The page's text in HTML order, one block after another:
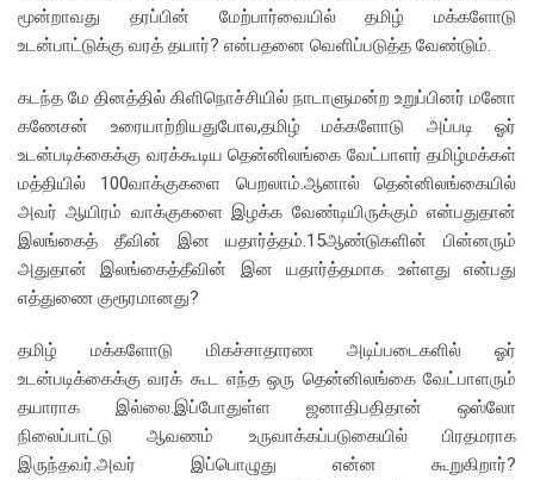
மூன்றாவது தரப்பின் மேற்பார்வையில் தமிழ் மக்களோடு
உடன்பாட்டுக்கு வரத் தயார்? என்பதனை வெளிப்படுத்த வேண்டும்.
கடந்த மே தினத்தில் கிளிநொச்சியில் நாடாளுமன்ற உறுப்பினர் மனோ
கணேசன் உரையாற்றியதுபோல,தமிழ் மக்களோடு அப்படி ஓர்
உடன்படிக்கைக்கு வரக்கூடிய தென்னிலங்கை வேட்பாளர் தமிழ்மக்கள்
மத்தியில் 100வாக்குகளை பெறலாம்.ஆனால் தென்னிலங்கையில்
அவர் ஆயிரம் வாக்குகளை இழக்க வேண்டியிருக்கும் என்பதுதான்
இலங்கைத் தீவின் இன யதார்த்தம்.15ஆண்டுகளின் பின்னரும்
அதுதான் இலங்கைத்தீவின் இன யதார்த்தமாக உள்ளது என்பது
எத்துணை குரூரமானது?
தமிழ் மக்களோடு மிகச்சாதாரண அடிப்படைகளில் ஓர்
உடன்படிக்கைக்கு வரக் கூட எந்த ஒரு தென்னிலங்கை வேட்பாளரும்
தயாராக இல்லை.இப்போதுள்ள ஜனாதிபதிதான் ஒஸ்லோ
நிலைப்பாட்டு ஆவணம் உருவாக்கப்படுகையில் பிரதமராக
இருந்தவர்.அவர் இப்பொழுது என்ன கூறுகிறார்?